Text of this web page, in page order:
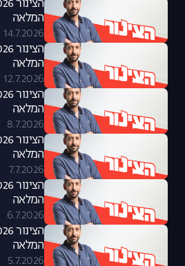
המלאה
14.7.2026
המלאה
12.7.2026
המלאה
8.7.2026
המלאה
7.7.2026
המלאה
6.7.2026
המלאה
5.7.2026